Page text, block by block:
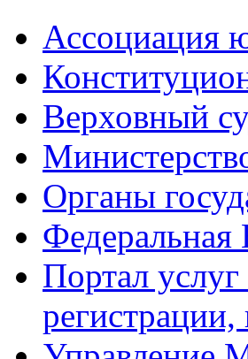
Ассоциация
Верховный
Органы
Федеральная
Портал
регистрации,